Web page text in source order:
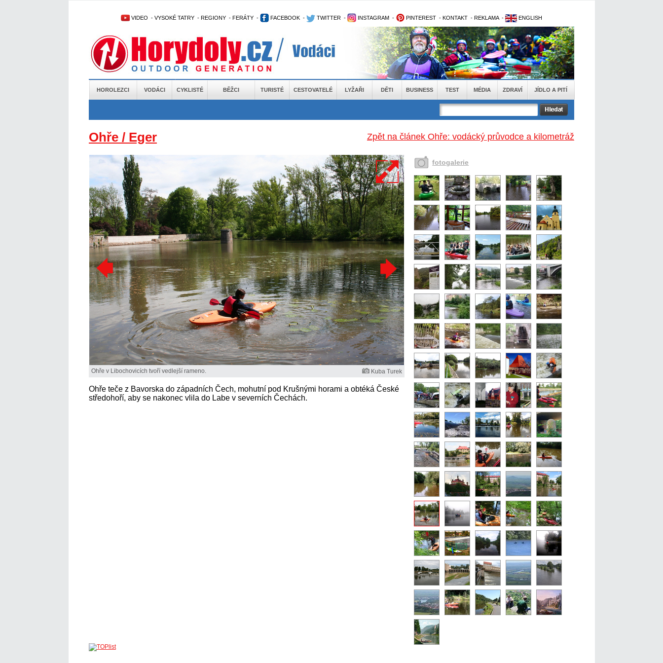
VIDEO - VYSOKÉ TATRY - REGIONY - FERÁTY - FACEBOOK - TWITTER - INSTAGRAM - PINTEREST - KONTAKT - REKLAMA - ENGLISH
HOROLEZCI VODÁCI CYKLISTÉ BĚŽCI TURISTÉ CESTOVATELÉ LYŽAŘI DĚTI BUSINESS TEST MÉDIA ZDRAVÍ JÍDLO A PITÍ
Zpět na článek Ohře: vodácký průvodce a kilometráž
Ohře / Eger
Ohře v Libochovicích tvoří vedlejší rameno. Kuba Turek
Ohře teče z Bavorska do západních Čech, mohutní pod Krušnými horami a obtéká České
středohoří, aby se nakonec vlila do Labe v severních Čechách.
fotogalerie